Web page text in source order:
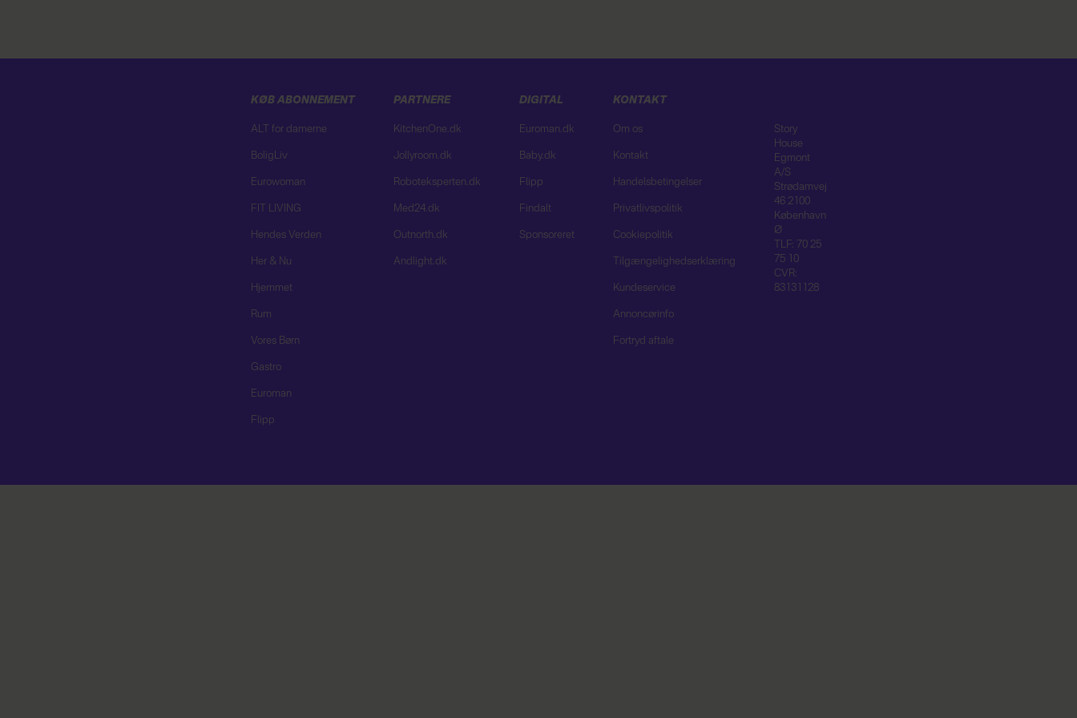
KØB ABONNEMENT
ALT for damerne
BoligLiv
Eurowoman
FIT LIVING
Hendes Verden
Her & Nu
Hjemmet
Rum
Vores Børn
Gastro
Euroman
Flipp
PARTNERE
KitchenOne.dk
Jollyroom.dk
Roboteksperten.dk
Med24.dk
Outnorth.dk
Andlight.dk
DIGITAL
Euroman.dk
Baby.dk
Flipp
Findalt
Sponsoreret
KONTAKT
Om os
Kontakt
Handelsbetingelser
Privatlivspolitik
Cookiepolitik
Tilgængelighedserklæring
Kundeservice
Annoncørinfo
Fortryd aftale
Story
House
Egmont
A/S
Strødamvej
46 2100
København
Ø
TLF: 70 25
75 10
CVR:
83131128